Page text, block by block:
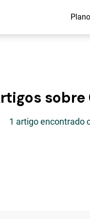
sobre
1 artigo encontrado